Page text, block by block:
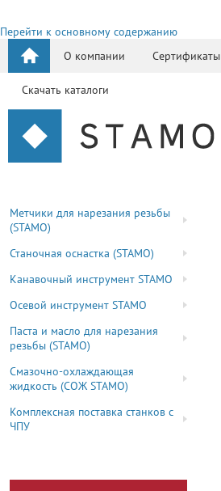
Перейти к основному содержанию
О компании
Сертификаты
Скачать каталоги
Метчики для нарезания резьбы
(STAMO)
Станочная оснастка (STAMO)
Канавочный инструмент STAMO
Осевой инструмент STAMO
Паста и масло для нарезания
резьбы (STAMO)
Смазочно-охлаждающая
жидкость (СОЖ STAMO)
Комплексная поставка станков с
ЧПУ